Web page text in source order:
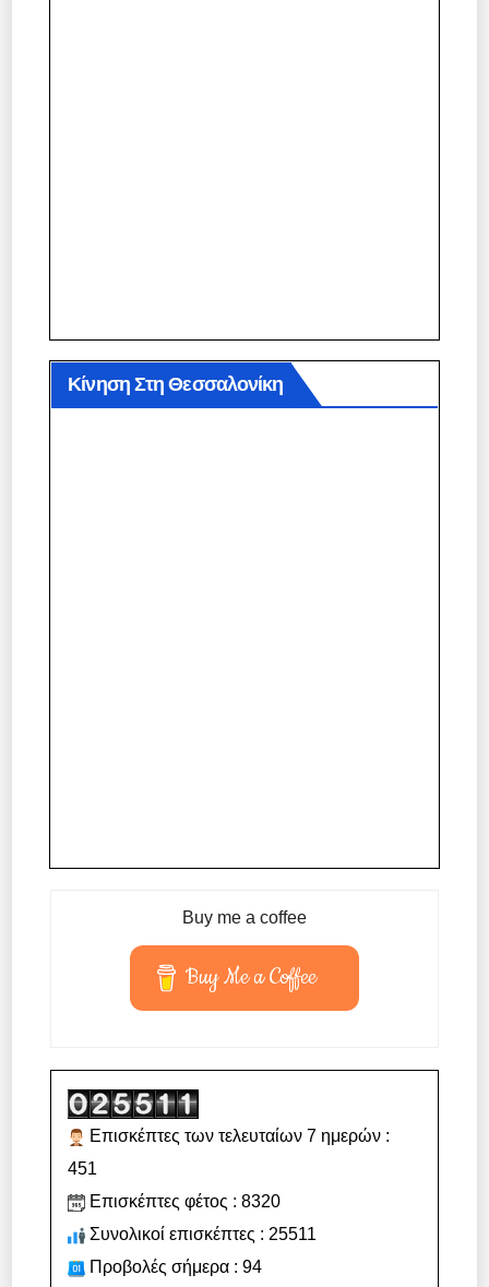
Κίνηση Στη Θεσσαλονίκη
Buy me a coffee
Buy Me a Coffee
Επισκέπτες των τελευταίων 7 ημερών :
451
Επισκέπτες φέτος : 8320
Συνολικοί επισκέπτες : 25511
Προβολές σήμερα : 94